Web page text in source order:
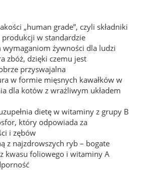
„human grade”, czyli składniki
produkcji w standardzie
żywności dla ludzi
zbóż, dzięki czemu jest
przyswajalna
w formie mięsnych kawałków w
dla kotów z wrażliwym układem
dietę w witaminy z grupy B
który odpowiada za
i zębów
z najzdrowszych ryb – bogate
kwasu foliowego i witaminy A